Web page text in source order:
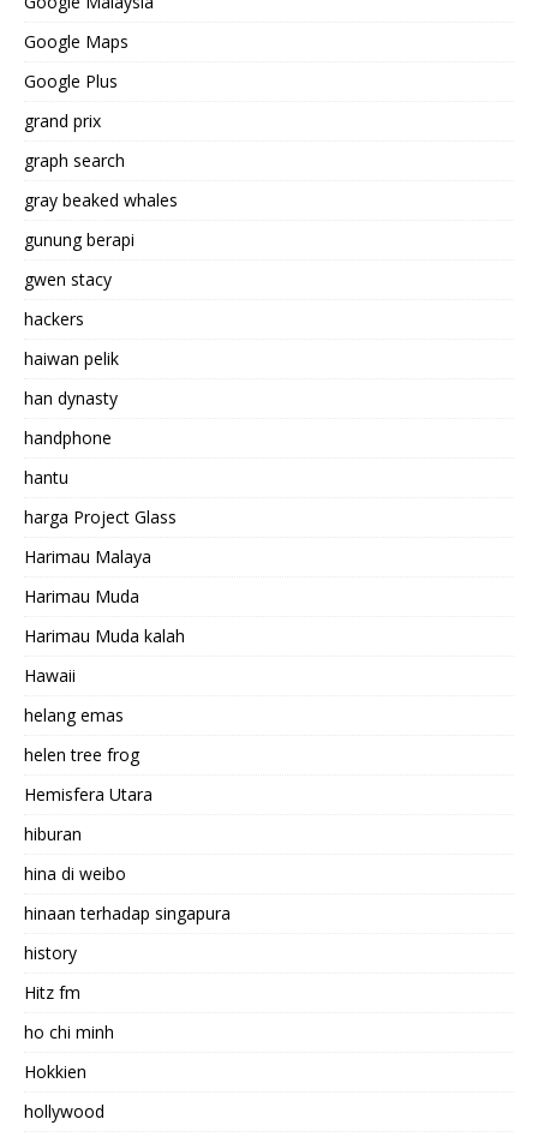
Google Maps
Google Plus
grand prix
graph search
gray beaked whales
gunung berapi
gwen stacy
hackers
haiwan pelik
han dynasty
handphone
hantu
harga Project Glass
Harimau Malaya
Harimau Muda
Harimau Muda kalah
Hawaii
helang emas
helen tree frog
Hemisfera Utara
hiburan
hina di weibo
hinaan terhadap singapura
history
Hitz fm
ho chi minh
Hokkien
hollywood